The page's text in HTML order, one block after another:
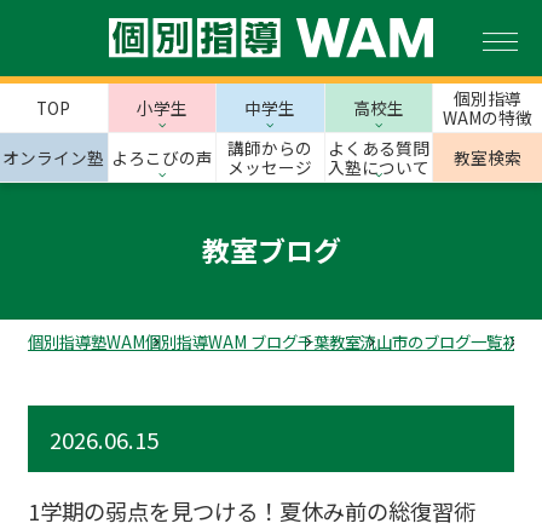
TOP 小学生 中学生 高校生
個別指導
WAMの特徴
オンライン塾 よろこびの声
講師からの
メッセージ
よくある質問
入塾について
教室検索
教室ブログ
個別指導塾WAM個別指導WAM ブログ千葉教室流山市のブログ一覧初石
2026.06.15
1学期の弱点を見つける！夏休み前の総復習術